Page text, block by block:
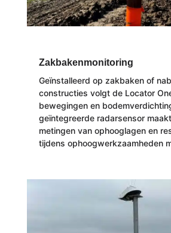
Zakbakenmonitoring
Geïnstalleerd op zakbaken of
constructies volgt de Locator
bewegingen en
geïntegreerde radarsensor
metingen van ophooglagen en
tijdens ophoogwerkzaamheden